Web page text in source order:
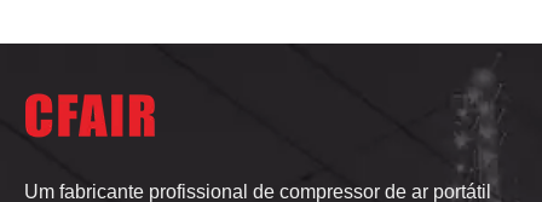
Um fabricante profissional de compressor de ar portátil